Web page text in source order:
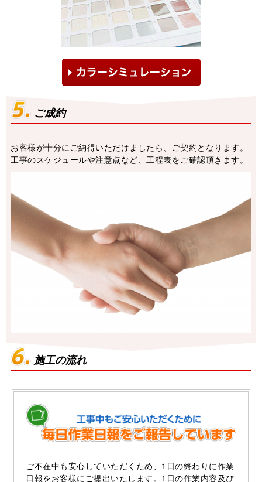
ご成約
お客様が十分にご納得いただけましたら、ご契約となります。
⼯事のスケジュールや注意点など、⼯程表をご確認頂きます。
施工の流れ
ご不在中も安心していただくため、1日の終わりに作業
日報をお客様にご提出いたします。1日の作業内容及び